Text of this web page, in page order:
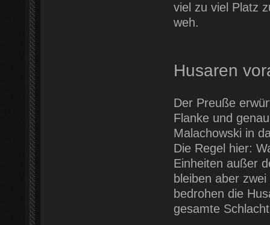
viel zu viel Platz
weh.
Husaren
Der Preuße
Flanke und
Malachowski in
Die Regel hier:
Einheiten außer
bleiben aber
bedrohen die
gesamte